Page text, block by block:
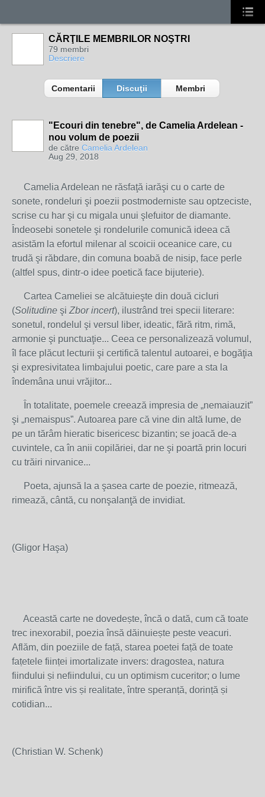
CĂRŢILE MEMBRILOR NOŞTRI
79 membri
Descriere
Comentarii Discuţii Membri
"Ecouri din tenebre", de Camelia Ardelean -
nou volum de poezii
de către Camelia Ardelean
Aug 29, 2018
Camelia Ardelean ne răsfaţă iarăşi cu o carte de
sonete, rondeluri şi poezii postmoderniste sau optzeciste,
scrise cu har şi cu migala unui şlefuitor de diamante.
Îndeosebi sonetele şi rondelurile comunică ideea că
asistăm la efortul milenar al scoicii oceanice care, cu
trudă şi răbdare, din comuna boabă de nisip, face perle
(altfel spus, dintr-o idee poetică face bijuterie).
Cartea Cameliei se alcătuieşte din două cicluri
(Solitudine şi Zbor incert), ilustrând trei specii literare:
sonetul, rondelul şi versul liber, ideatic, fără ritm, rimă,
armonie şi punctuaţie... Ceea ce personalizează volumul,
îl face plăcut lecturii şi certifică talentul autoarei, e bogăţia
şi expresivitatea limbajului poetic, care pare a sta la
îndemâna unui vrăjitor...
În totalitate, poemele creează impresia de „nemaiauzit”
şi „nemaispus”. Autoarea pare că vine din altă lume, de
pe un tărâm hieratic bisericesc bizantin; se joacă de-a
cuvintele, ca în anii copilăriei, dar ne şi poartă prin locuri
cu trăiri nirvanice...
Poeta, ajunsă la a şasea carte de poezie, ritmează,
rimează, cântă, cu nonşalanţă de invidiat.
(Gligor Haşa)
Această carte ne dovedește, încă o dată, cum că toate
trec inexorabil, poezia însă dăinuiește peste veacuri.
Aflăm, din poeziile de față, starea poetei față de toate
fațetele ființei imortalizate invers: dragostea, natura
fiindului și nefiindului, cu un optimism cuceritor; o lume
mirifică între vis și realitate, între speranță, dorință și
cotidian...
(Christian W. Schenk)